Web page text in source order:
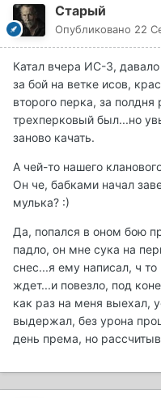
Старый
Опубликовано 22
Катал вчера ИС-3,
за бой на ветке исов,
второго перка, за
трехперковый был...но
заново качать.
А чей-то нашего
Он че, бабками начал
мулька? :)
Да, попался в оном бою
падло, он мне сука на
снес...я ему написал, ч
ждет...и повезло, под
как раз на меня выехал,
выдержал, без урона
день према, но